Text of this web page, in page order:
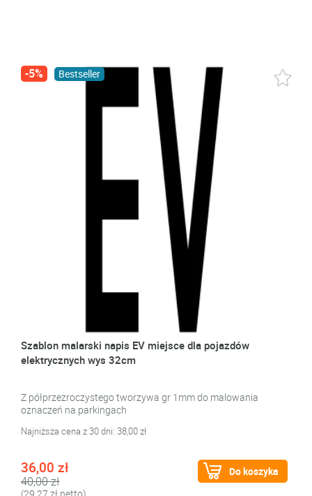
-5% Bestseller
Szablon malarski napis EV miejsce dla pojazdów
elektrycznych wys 32cm
Z półprzezroczystego tworzywa gr 1mm do malowania
oznaczeń na parkingach
Najniższa cena z 30 dni: 38,00 zł
36,00 zł
40,00 zł
Do koszyka